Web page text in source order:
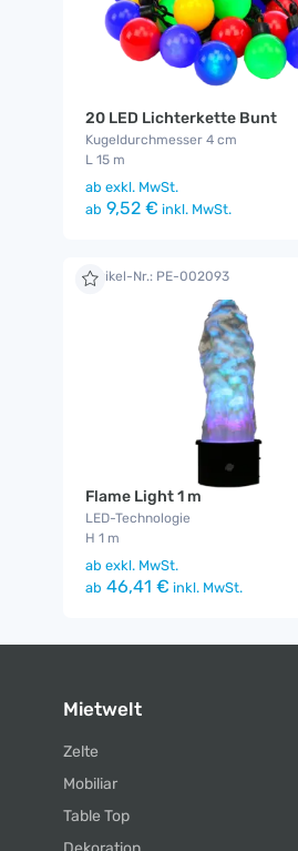
20 LED Lichterkette Bunt
Kugeldurchmesser 4 cm
L 15 m
ab exkl. MwSt.
ab 9,52 € inkl. MwSt.
Artikel-Nr.: PE-002093
Flame Light 1 m
LED-Technologie
H 1 m
ab exkl. MwSt.
ab 46,41 € inkl. MwSt.
Mietwelt
Zelte
Mobiliar
Table Top